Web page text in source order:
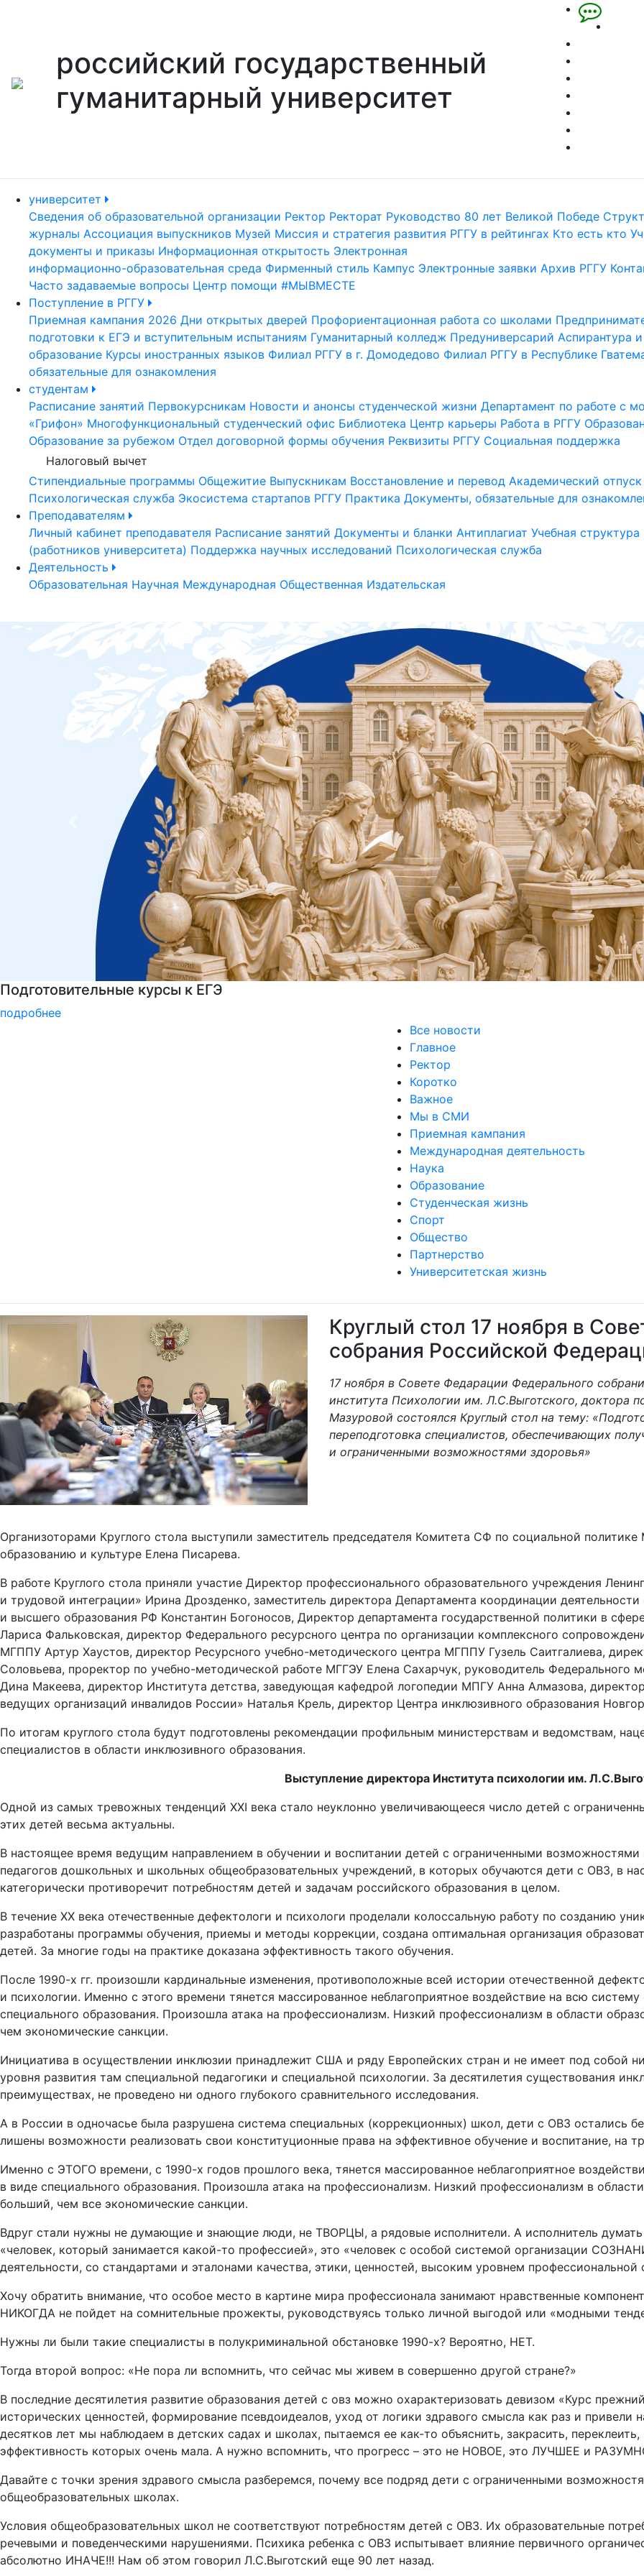
российский государственный
гуманитарный университет
университет
Сведения об образовательной организации Ректор Ректорат Руководство 80 лет Великой Победе
журналы Ассоциация выпускников Музей Миссия и стратегия развития РГГУ в рейтингах Кто есть кто
документы и приказы Информационная открытость Электронная
информационно-образовательная среда Фирменный стиль Кампус Электронные заявки Архив РГГУ
Часто задаваемые вопросы Центр помощи #МЫВМЕСТЕ
Поступление в РГГУ
Приемная кампания 2026 Дни открытых дверей Профориентационная работа со школами
подготовки к ЕГЭ и вступительным испытаниям Гуманитарный колледж Предуниверсарий Аспирантура
образование Курсы иностранных языков Филиал РГГУ в г. Домодедово Филиал РГГУ в Республике
обязательные для ознакомления
студентам
Расписание занятий Первокурсникам Новости и анонсы студенческой жизни Департамент по работе с
«Грифон» Многофункциональный студенческий офис Библиотека Центр карьеры Работа в РГГУ
Образование за рубежом Отдел договорной формы обучения Реквизиты РГГУ Социальная поддержка
Налоговый вычет
Стипендиальные программы Общежитие Выпускникам Восстановление и перевод Академический отпуск
Психологическая служба Экосистема стартапов РГГУ Практика Документы, обязательные для
Преподавателям
Личный кабинет преподавателя Расписание занятий Документы и бланки Антиплагиат Учебная структура
(работников университета) Поддержка научных исследований Психологическая служба
Деятельность
Образовательная Научная Международная Общественная Издательская
Войска беспилотных систем РФ
подробнее
Все новости
Главное
Ректор
Коротко
Важное
Мы в СМИ
Приемная кампания
Международная деятельность
Наука
Образование
Студенческая жизнь
Спорт
Общество
Партнерство
Университетская жизнь
Круглый стол 17 ноября в
собрания Российской
17 ноября в Совете Федарации Федерального
института Психологии им. Л.С.Выготского, доктора
Мазуровой состоялся Круглый стол на тему:
переподготовка специалистов, обеспечивающих
и ограниченными возможностями здоровья»
Организоторами Круглого стола выступили заместитель председателя Комитета СФ по социальной
образованию и культуре Елена Писарева.
В работе Круглого стола приняли участие Директор профессионального образовательного учреждения
и трудовой интеграции» Ирина Дрозденко, заместитель директора Департамента координации
и высшего образования РФ Константин Богоносов, Директор департамента государственной политики в
Лариса Фальковская, директор Федерального ресурсного центра по организации комплексного
МГППУ Артур Хаустов, директор Ресурсного учебно-методического центра МГППУ Гузель Саитгалиева,
Соловьева, проректор по учебно-методической работе МГГЭУ Елена Сахарчук, руководитель Федерального
Дина Макеева, директор Института детства, заведующая кафедрой логопедии МПГУ Анна Алмазова,
ведущих организаций инвалидов России» Наталья Крель, директор Центра инклюзивного образования
По итогам круглого стола будут подготовлены рекомендации профильным министерствам и ведомствам,
специалистов в области инклюзивного образования.
Выступление директора Института психологии им.
Одной из самых тревожных тенденций XXI века стало неуклонно увеличивающееся число детей с
этих детей весьма актуальны.
В настоящее время ведущим направлением в обучении и воспитании детей с ограниченными
педагогов дошкольных и школьных общеобразовательных учреждений, в которых обучаются дети с ОВЗ, в
категорически противоречит потребностям детей и задачам российского образования в целом.
В течение XX века отечественные дефектологи и психологи проделали колоссальную работу по созданию
разработаны программы обучения, приемы и методы коррекции, создана оптимальная организация
детей. За многие годы на практике доказана эффективность такого обучения.
После 1990-х гг. произошли кардинальные изменения, противоположные всей истории отечественной
и психологии. Именно с этого времени тянется массированное неблагоприятное воздействие на всю
специального образования. Произошла атака на профессионализм. Низкий профессионализм в области
чем экономические санкции.
Инициатива в осуществлении инклюзии принадлежит США и ряду Европейских стран и не имеет под собой
уровня развития там специальной педагогики и специальной психологии. За десятилетия существования
преимуществах, не проведено ни одного глубокого сравнительного исследования.
А в России в одночасье была разрушена система специальных (коррекционных) школ, дети с ОВЗ остались
лишены возможности реализовать свои конституционные права на эффективное обучение и воспитание, на
Именно с ЭТОГО времени, с 1990-х годов прошлого века, тянется массированное неблагоприятное
в виде специального образования. Произошла атака на профессионализм. Низкий профессионализм в
больший, чем все экономические санкции.
Вдруг стали нужны не думающие и знающие люди, не ТВОРЦЫ, а рядовые исполнители. А исполнитель думать
«человек, который занимается какой-то профессией», это «человек с особой системой организации
деятельности, со стандартами и эталонами качества, этики, ценностей, высоким уровнем профессиональной
Хочу обратить внимание, что особое место в картине мира профессионала занимают нравственные
НИКОГДА не пойдет на сомнительные прожекты, руководствуясь только личной выгодой или «модными
Нужны ли были такие специалисты в полукриминальной обстановке 1990-х? Вероятно, НЕТ.
Тогда второй вопрос: «Не пора ли вспомнить, что сейчас мы живем в совершенно другой стране?»
В последние десятилетия развитие образования детей с овз можно охарактеризовать девизом «Курс
исторических ценностей, формирование псевдоидеалов, уход от логики здравого смысла как раз и
десятков лет мы наблюдаем в детских садах и школах, пытаемся ее как-то объяснить, закрасить,
эффективность которых очень мала. А нужно вспомнить, что прогресс – это не НОВОЕ, это ЛУЧШЕЕ и
Давайте с точки зрения здравого смысла разберемся, почему все подряд дети с ограниченными
общеобразовательных школах.
Условия общеобразовательных школ не соответствуют потребностям детей с ОВЗ. Их образовательные
речевыми и поведенческими нарушениями. Психика ребенка с ОВЗ испытывает влияние первичного
абсолютно ИНАЧЕ!!! Нам об этом говорил Л.С.Выготский еще 90 лет назад.